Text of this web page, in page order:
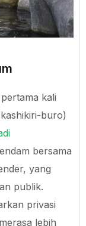
kali
buro)
bersama
yang
publik.
privasi
lebih